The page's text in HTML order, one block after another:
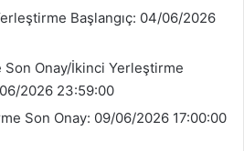
Başlangıç: 04/06/2026
Onay/İkinci Yerleştirme
2026 23:59:00
Son Onay: 09/06/2026 17:00:00